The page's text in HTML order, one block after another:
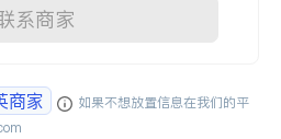
系商家
商家
如果不想放置信息在我们的平